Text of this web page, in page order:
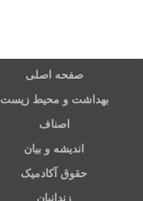
صفحه اصلی
بهداشت و محیط زیست
اصناف
اندیشه و بیان
حقوق آکادمیک
زندانیان